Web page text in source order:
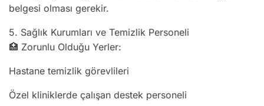
belgesi olması gerekir.
5. Sağlık Kurumları ve Temizlik Personeli
🏥 Zorunlu Olduğu Yerler:
Hastane temizlik görevlileri
Özel kliniklerde çalışan destek personeli